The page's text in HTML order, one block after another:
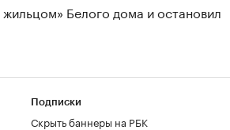
Белого дома и остановил
Подписки
Скрыть баннеры на РБК